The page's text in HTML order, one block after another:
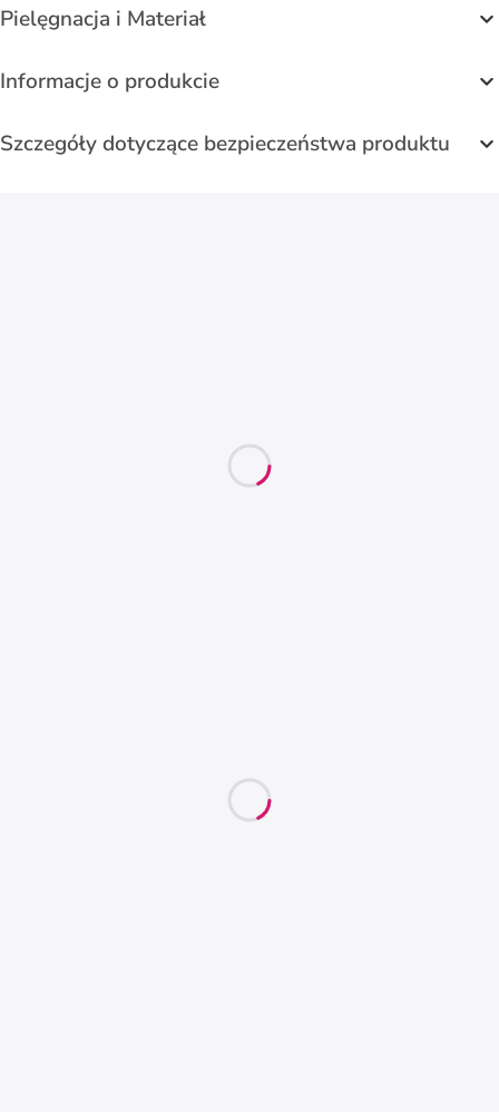
Pielęgnacja i Materiał
Informacje o produkcie
Szczegóły dotyczące bezpieczeństwa produktu